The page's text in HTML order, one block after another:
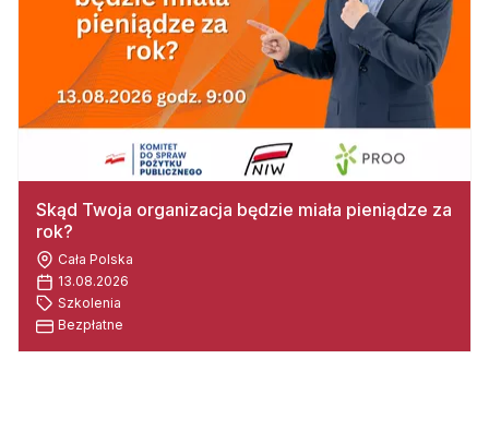
Skąd Twoja organizacja będzie miała pieniądze za
rok?
Cała Polska
13.08.2026
Szkolenia
Bezpłatne